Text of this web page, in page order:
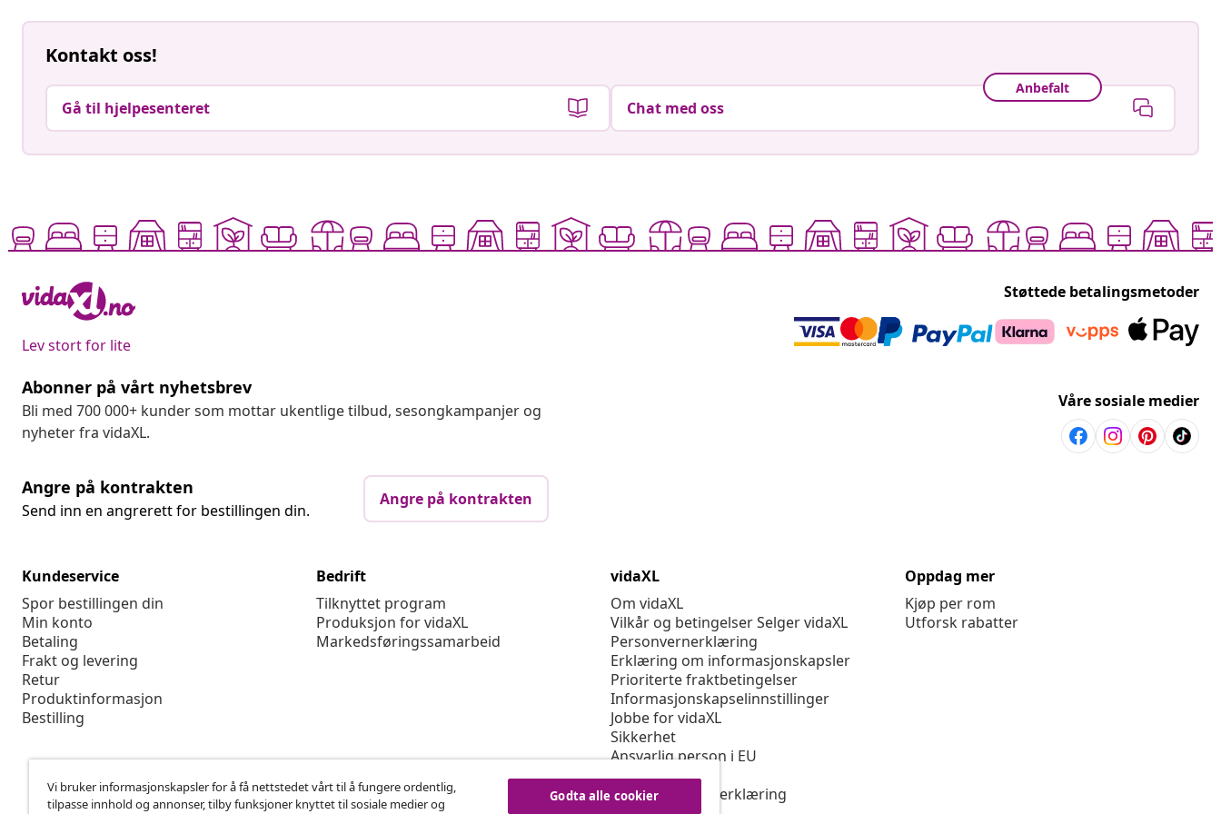
Kontakt oss!
Gå til hjelpesenteret
Anbefalt
Chat med oss
Lev stort for lite
Støttede betalingsmetoder
Abonner på vårt nyhetsbrev
Bli med 700 000+ kunder som mottar ukentlige tilbud, sesongkampanjer og
nyheter fra vidaXL.
Våre sosiale medier
Angre på kontrakten
Send inn en angrerett for bestillingen din.
Angre på kontrakten
Kundeservice
Spor bestillingen din
Min konto
Betaling
Frakt og levering
Retur
Produktinformasjon
Bestilling
Bedrift
Tilknyttet program
Produksjon for vidaXL
Markedsføringssamarbeid
vidaXL
Om vidaXL
Vilkår og betingelser Selger vidaXL
Personvernerklæring
Erklæring om informasjonskapsler
Prioriterte fraktbetingelser
Informasjonskapselinnstillinger
Jobbe for vidaXL
Sikkerhet
Ansvarlig person i EU
Politikken EPR
Tilgjengelighetserklæring
Oppdag mer
Kjøp per rom
Utforsk rabatter
Vi bruker informasjonskapsler for å få nettstedet vårt til å fungere ordentlig,
tilpasse innhold og annonser, tilby funksjoner knyttet til sosiale medier og
Godta alle cookier